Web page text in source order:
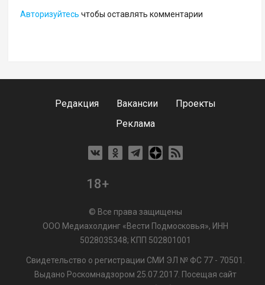
Авторизуйтесь чтобы оставлять комментарии
Редакция Вакансии
Проекты
Реклама
18+
© Все права защищены
ООО Медиахолдинг «Вести Подмосковья», ИНН
5028035348; КПП 502801001
Свидетельство о регистрации СМИ ЭЛ № ФС 77 - 70501.
Выдано Роскомнадзором 25.07.2017. Посещая сайт